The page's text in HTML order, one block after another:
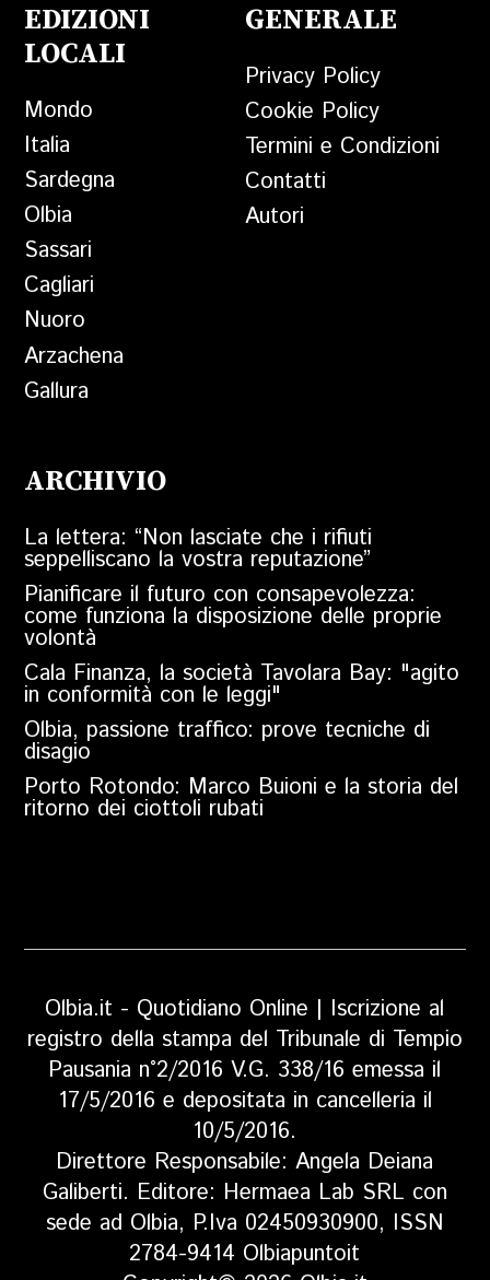
EDIZIONI
LOCALI
Mondo
Italia
Sardegna
Olbia
Sassari
Cagliari
Nuoro
Arzachena
Gallura
GENERALE
Privacy Policy
Cookie Policy
Termini e Condizioni
Contatti
Autori
ARCHIVIO
La lettera: “Non lasciate che i rifiuti
seppelliscano la vostra reputazione”
Pianificare il futuro con consapevolezza:
come funziona la disposizione delle proprie
volontà
Cala Finanza, la società Tavolara Bay: "agito
in conformità con le leggi"
Olbia, passione traffico: prove tecniche di
disagio
Porto Rotondo: Marco Buioni e la storia del
ritorno dei ciottoli rubati
Olbia.it - Quotidiano Online | Iscrizione al
registro della stampa del Tribunale di Tempio
Pausania n°2/2016 V.G. 338/16 emessa il
17/5/2016 e depositata in cancelleria il
10/5/2016.
Direttore Responsabile: Angela Deiana
Galiberti. Editore: Hermaea Lab SRL con
sede ad Olbia, P.Iva 02450930900, ISSN
2784-9414 Olbiapuntoit